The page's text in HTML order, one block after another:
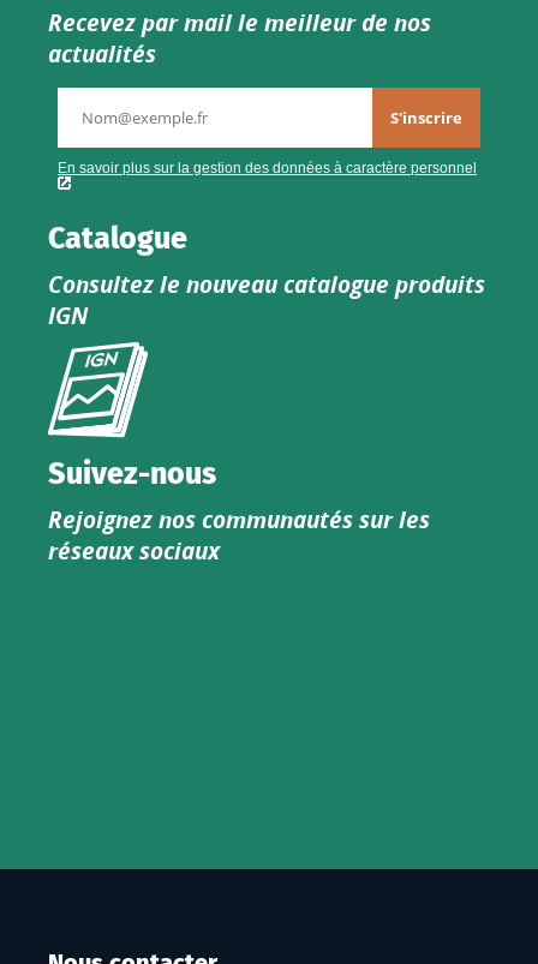
Recevez par mail le meilleur de nos
actualités
Catalogue
Consultez le nouveau catalogue produits
IGN
Consultez
catalogue
Suivez-nous
Rejoignez nos communautés sur les
réseaux sociaux